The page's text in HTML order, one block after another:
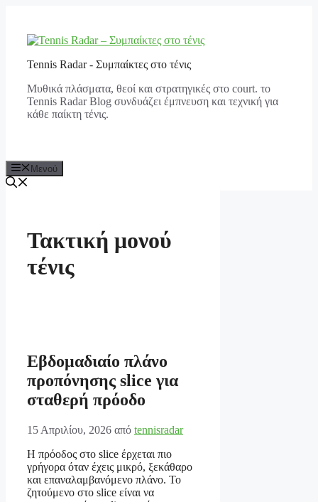
περιεχόμενο
Tennis Radar - Συμπαίκτες στο τένις
Μυθικά πλάσματα, θεοί και στρατηγικές στο court. το
Tennis Radar Blog συνδυάζει έμπνευση και τεχνική για
κάθε παίκτη τένις.
Μενού
Τακτική μονού
τένις
Εβδομαδιαίο πλάνο
προπόνησης slice για
σταθερή πρόοδο
15 Απριλίου, 2026 από tennisradar
Η πρόοδος στο slice έρχεται πιο
γρήγορα όταν έχεις μικρό, ξεκάθαρο
και επαναλαμβανόμενο πλάνο. Το
ζητούμενο στο slice είναι να